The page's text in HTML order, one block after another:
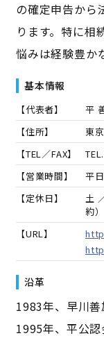
の確定申告から
ります。特に相
悩みは経験豊か
基本情報
【代表者】 平
【住所】
東
【TEL／FAX】
TEL.
【営業時間】
平
【定休日】
土
約）
【URL】
沿革
1983年、早川
1995年、平公